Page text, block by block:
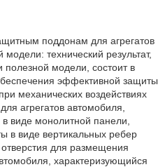
поддонам для агрегатов
технический результат,
полезной модели, состоит в
эффективной защиты
механических воздействиях
агрегатов автомобиля,
виде монолитной панели,
в виде вертикальных ребер
для размещения
характеризующийся